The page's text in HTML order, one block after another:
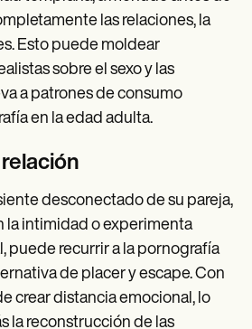
las relaciones, la
Esto puede moldear
sobre el sexo y las
a patrones de consumo
en la edad adulta.
desconectado de su pareja,
la intimidad o experimenta
puede recurrir a la pornografía
de placer y escape. Con
crear distancia emocional, lo
la reconstrucción de las